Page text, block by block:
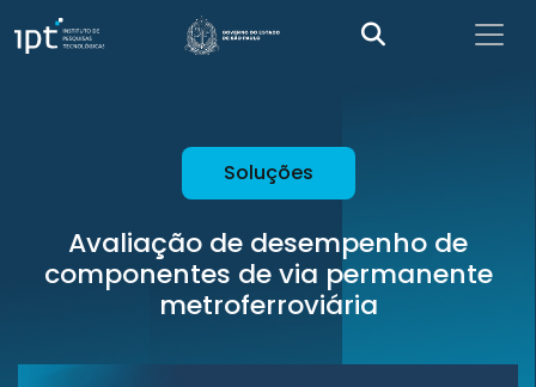
Soluções
Avaliação de desempenho de
componentes de via permanente
metroferroviária